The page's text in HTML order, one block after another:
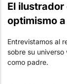
El
optimismo
Entrevistamos al
sobre su
como padre.